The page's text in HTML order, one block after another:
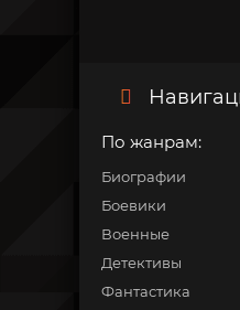
По жанрам:
Биографии
Боевики
Военные
Детективы
Фантастика